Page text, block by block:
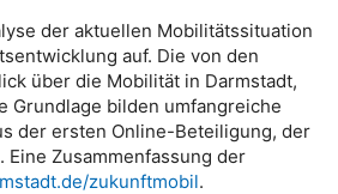
der aktuellen Mobilitätssituation
auf. Die von den
über die Mobilität in Darmstadt,
Grundlage bilden umfangreiche
der ersten Online-Beteiligung, der
Zusammenfassung der
zukunftmobil.